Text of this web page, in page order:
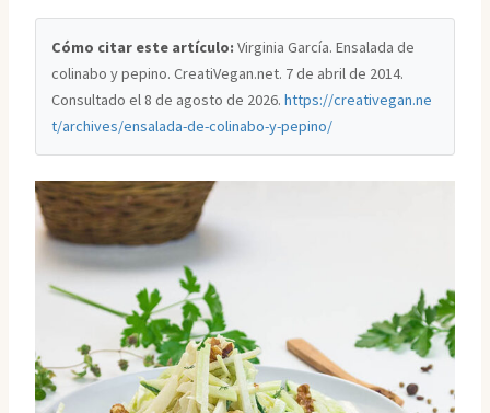
Cómo citar este artículo: Virginia García. Ensalada de
colinabo y pepino. CreatiVegan.net. 7 de abril de 2014.
Consultado el 8 de agosto de 2026.https://creativegan.ne
t/archives/ensalada-de-colinabo-y-pepino/